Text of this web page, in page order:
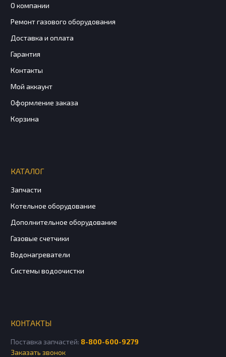
О компании
Ремонт газового оборудования
Доставка и оплата
Гарантия
Контакты
Мой аккаунт
Оформление заказа
Корзина
КАТАЛОГ
Запчасти
Котельное оборудование
Дополнительное оборудование
Газовые счетчики
Водонагреватели
Системы водоочистки
КОНТАКТЫ
Поставка запчастей: 8-800-600-9279
Заказать звонок